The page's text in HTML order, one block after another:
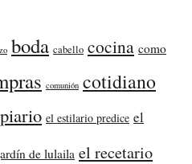
boda cabello cocina como
comunión cotidiano
el estilario predice el
de lulaila el recetario